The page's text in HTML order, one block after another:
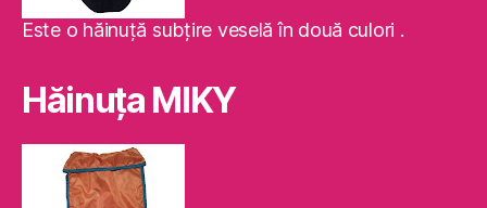
Este o hăinuţă subţire veselă în două culori .
Hăinuţa MIKY